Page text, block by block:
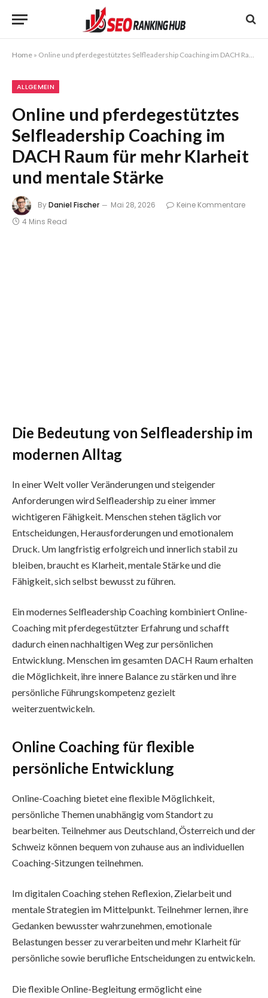
Home » Online und pferdegestütztes Selfleadership Coaching im DACH Raum für mehr Klarheit und mentale Stärke
ALLGEMEIN
Online und pferdegestütztes
Selfleadership Coaching im
DACH Raum für mehr Klarheit
und mentale Stärke
ByDaniel Fischer Mai 28, 2026
Keine Kommentare
4 Mins Read
Die Bedeutung von Selfleadership im
modernen Alltag
In einer Welt voller Veränderungen und steigender
Anforderungen wird Selfleadership zu einer immer
wichtigeren Fähigkeit. Menschen stehen täglich vor
Entscheidungen, Herausforderungen und emotionalem
Druck. Um langfristig erfolgreich und innerlich stabil zu
bleiben, braucht es Klarheit, mentale Stärke und die
Fähigkeit, sich selbst bewusst zu führen.
Ein modernes Selfleadership Coaching kombiniert Online-
Coaching mit pferdegestützter Erfahrung und schafft
dadurch einen nachhaltigen Weg zur persönlichen
Entwicklung. Menschen im gesamten DACH Raum erhalten
die Möglichkeit, ihre innere Balance zu stärken und ihre
persönliche Führungskompetenz gezielt
weiterzuentwickeln.
Online Coaching für flexible
persönliche Entwicklung
Online-Coaching bietet eine flexible Möglichkeit,
persönliche Themen unabhängig vom Standort zu
bearbeiten. Teilnehmer aus Deutschland, Österreich und der
Schweiz können bequem von zuhause aus an individuellen
Coaching-Sitzungen teilnehmen.
Im digitalen Coaching stehen Reflexion, Zielarbeit und
mentale Strategien im Mittelpunkt. Teilnehmer lernen, ihre
Gedanken bewusster wahrzunehmen, emotionale
Belastungen besser zu verarbeiten und mehr Klarheit für
persönliche sowie berufliche Entscheidungen zu entwickeln.
Die flexible Online-Begleitung ermöglicht eine